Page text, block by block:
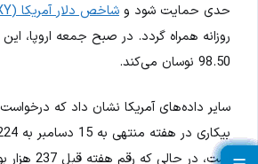
حدی حمایت شود و شاخص دلار آمریکا (DXY)
روزانه همراه گردد. در صبح جمعه اروپا،
98.50 نوسان می‌کند.
سایر داده‌های آمریکا نشان داد که
است، در